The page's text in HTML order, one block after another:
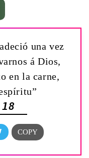
una vez
á Dios,
en la carne,